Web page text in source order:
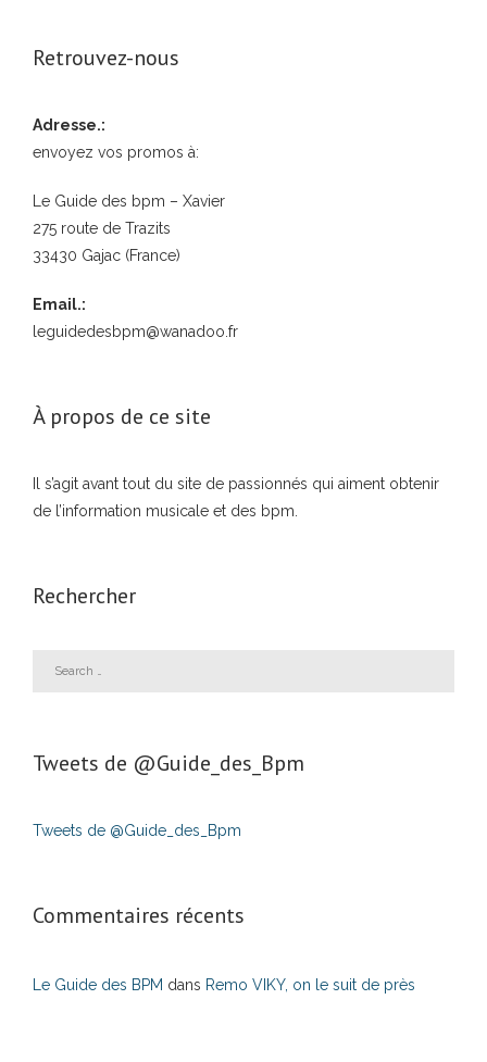
Retrouvez-nous
Adresse.:
envoyez vos promos à:
Le Guide des bpm – Xavier
275 route de Trazits
33430 Gajac (France)
Email.:
leguidedesbpm@wanadoo.fr
À propos de ce site
Il s’agit avant tout du site de passionnés qui aiment obtenir
de l’information musicale et des bpm.
Rechercher
Tweets de ‎@Guide_des_Bpm
Tweets de @Guide_des_Bpm
Commentaires récents
Le Guide des BPM dans Remo VIKY, on le suit de près